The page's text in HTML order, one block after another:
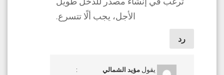
الأجل، يجب ألًا تتسرع.
رد
يقول مؤيد الشمالي :